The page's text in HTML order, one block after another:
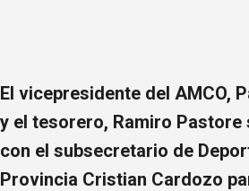
El vicepresidente del AMCO,
y el tesorero, Ramiro Pastore
con el subsecretario de
Provincia Cristian Cardozo